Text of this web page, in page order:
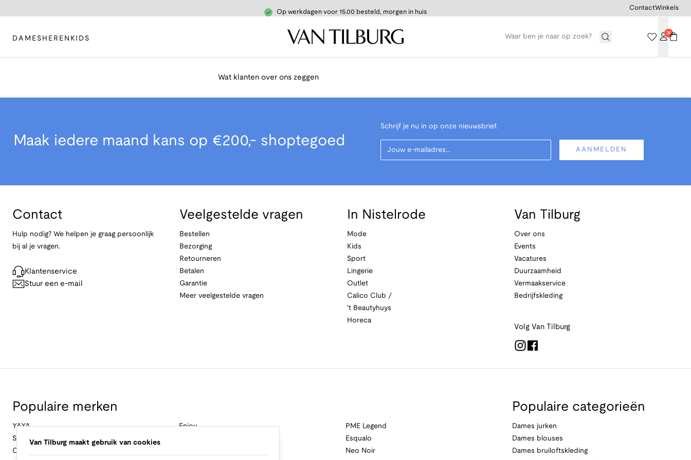
Op werkdagen voor 15.00 besteld, morgen in huis
DAMES HEREN KIDS
ContactWinkels
Wat klanten over ons zeggen
Maak iedere maand kans op €200,- shoptegoed
Schrijf je nu in op onze nieuwsbrief.
Your Email
AANMELDEN
Contact
Hulp nodig? We helpen je graag persoonlijk
bij al je vragen.
Klantenservice
Stuur een e-mail
Veelgestelde vragen
Bestellen
Bezorging
Retourneren
Betalen
Garantie
Meer veelgestelde vragen
In Nistelrode
Mode
Kids
Sport
Lingerie
Outlet
Calico Club /
't Beautyhuys
Horeca
Van Tilburg
Over ons
Events
Vacatures
Duurzaamheid
Vermaakservice
Bedrijfskleding
Volg Van Tilburg
Populaire merken
YAYA
Studio Anneloes
Cambio
Enjoy
PME Legend
Esqualo
Neo Noir
Populaire categorieën
Dames jurken
Dames blouses
Dames bruiloftskleding
Van Tilburg maakt gebruik van cookies